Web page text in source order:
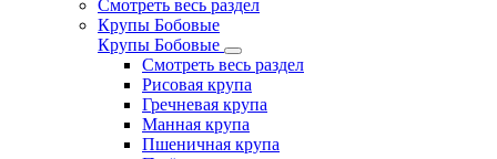
Смотреть весь раздел
Крупы Бобовые
Крупы Бобовые
Смотреть весь раздел
Рисовая крупа
Гречневая крупа
Манная крупа
Пшеничная крупа